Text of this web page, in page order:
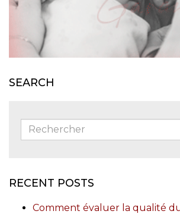
SEARCH
Rechercher:
RECENT POSTS
Comment évaluer la qualité